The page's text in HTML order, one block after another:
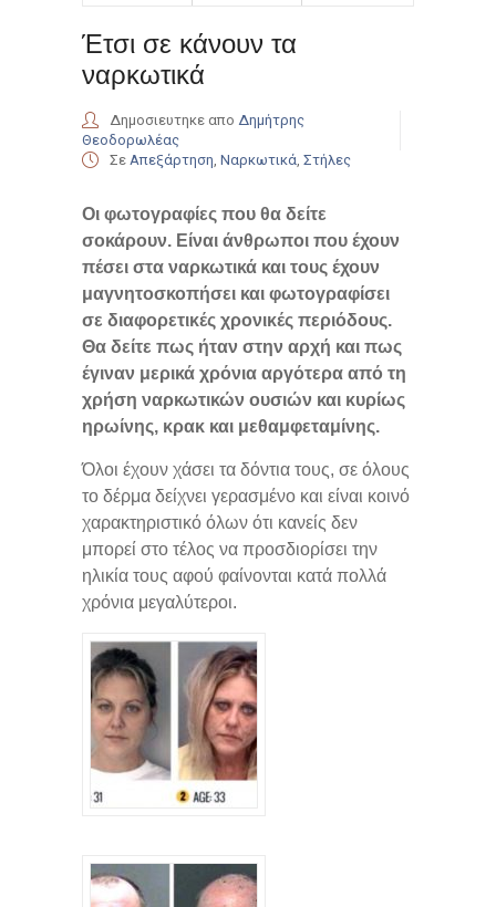
Έτσι σε κάνουν τα
ναρκωτικά
Δημοσιευτηκε απο Δημήτρης
Θεοδορωλέας
Σε Απεξάρτηση Ναρκωτικά Στήλες
Οι φωτογραφίες που θα δείτε
σοκάρουν. Είναι άνθρωποι που έχουν
πέσει στα ναρκωτικά και τους έχουν
μαγνητοσκοπήσει και φωτογραφίσει
σε διαφορετικές χρονικές περιόδους.
Θα δείτε πως ήταν στην αρχή και πως
έγιναν μερικά χρόνια αργότερα από τη
χρήση ναρκωτικών ουσιών και κυρίως
ηρωίνης, κρακ και μεθαμφεταμίνης.
Όλοι έχουν χάσει τα δόντια τους, σε όλους
το δέρμα δείχνει γερασμένο και είναι κοινό
χαρακτηριστικό όλων ότι κανείς δεν
μπορεί στο τέλος να προσδιορίσει την
ηλικία τους αφού φαίνονται κατά πολλά
χρόνια μεγαλύτεροι.